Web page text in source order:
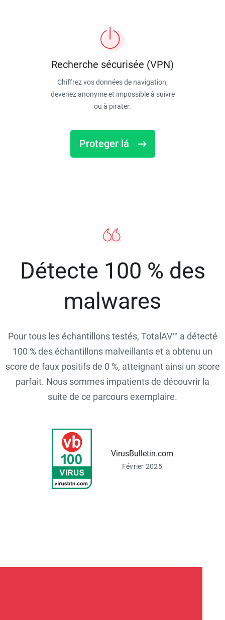
Recherche sécurisée (VPN)
Chiffrez vos données de navigation,
devenez anonyme et impossible à suivre
ou à pirater.
Proteger lá
Détecte 100 % des
malwares
Pour tous les échantillons testés, TotalAV™ a détecté
100 % des échantillons malveillants et a obtenu un
score de faux positifs de 0 %, atteignant ainsi un score
parfait. Nous sommes impatients de découvrir la
suite de ce parcours exemplaire.
VirusBulletin.com
Février 2025